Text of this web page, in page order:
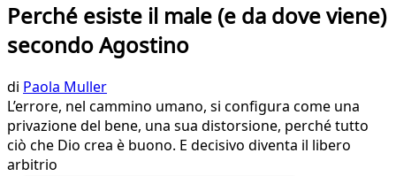
Perché esiste il male (e da dove viene)
secondo Agostino
di Paola Muller
L’errore, nel cammino umano, si configura come una
privazione del bene, una sua distorsione, perché tutto
ciò che Dio crea è buono. E decisivo diventa il libero
arbitrio